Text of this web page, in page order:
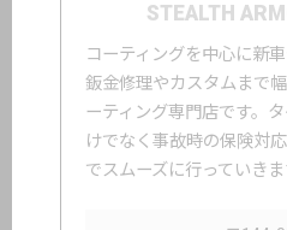
STEALTH
コーティングを中心に新
鈑金修理やカスタムまで
ーティング専門店です。
けでなく事故時の保険対
でスムーズに行っていきま